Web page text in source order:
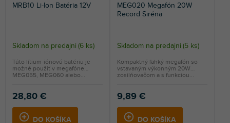
MRB10 Li-Ion Batéria 12V
Skladom na predajni (6 ks)
28,80 €
DO KOŠÍKA
Túto lítium-iónovú batériu je
možné použiť v megafóne
MEG055, MEG060 alebo...
MEG020 Megafón 20W
Record Siréna
Skladom na predajni (5 ks)
9,89 €
DO KOŠÍKA
Kompaktný ľahký megafón so
vstavaným výkonným 20W
zosilňovačom a s funkciou...